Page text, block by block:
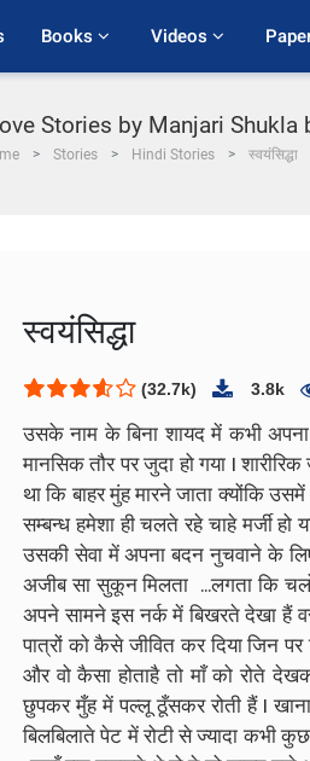
Books Videos
Stories by Manjari Shukla
Stories Hindi Stories स्वयंसिद्धा
स्वयंसिद्धा
(32.7k) 3.8k
उसके नाम के बिना शायद में कभी
मानसिक तौर पर जुदा हो गया I
था कि बाहर मुंह मारने जाता क्योंकि
सम्बन्ध हमेशा ही चलते रहे चाहे मर्जी
उसकी सेवा में अपना बदन नुचवाने के
अजीब सा सुकून मिलता ...लगता कि
अपने सामने इस नर्क में बिखरते देखा हैं
पात्रों को कैसे जीवित कर दिया जिन पर
और वो कैसा होताहै तो माँ को रोते
छुपकर मुँह में पल्लू ठूँसकर रोती हैं I
बिलबिलाते पेट में रोटी से ज्यादा कभी